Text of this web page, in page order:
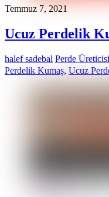
Temmuz 7, 2021
Ucuz Perdelik
halef sadebal Perde Üreticisi
Perdelik Kumaş, Ucuz